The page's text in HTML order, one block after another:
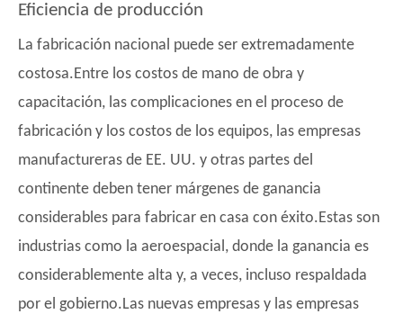
Eficiencia de producción
La fabricación nacional puede ser extremadamente
costosa.Entre los costos de mano de obra y
capacitación, las complicaciones en el proceso de
fabricación y los costos de los equipos, las empresas
manufactureras de EE. UU. y otras partes del
continente deben tener márgenes de ganancia
considerables para fabricar en casa con éxito.Estas son
industrias como la aeroespacial, donde la ganancia es
considerablemente alta y, a veces, incluso respaldada
por el gobierno.Las nuevas empresas y las empresas